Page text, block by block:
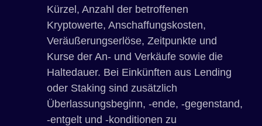
Kürzel, Anzahl der betroffenen
Kryptowerte, Anschaffungskosten,
Veräußerungserlöse, Zeitpunkte und
Kurse der An- und Verkäufe sowie die
Haltedauer. Bei Einkünften aus Lending
oder Staking sind zusätzlich
Überlassungsbeginn, -ende, -gegenstand,
-entgelt und -konditionen zu